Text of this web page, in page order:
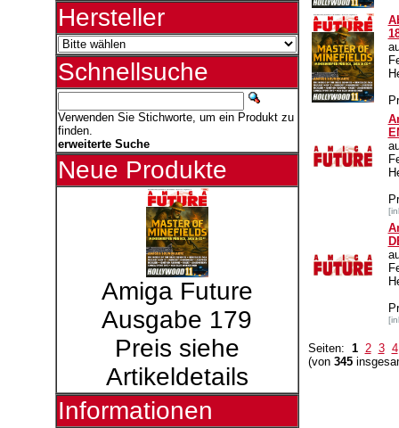
Hersteller
Schnellsuche
Verwenden Sie Stichworte, um ein Produkt zu
finden.
erweiterte Suche
Neue Produkte
Amiga Future
Ausgabe 179
Preis siehe
Artikeldetails
Informationen
Seiten: 1 2 3 4
(von 345